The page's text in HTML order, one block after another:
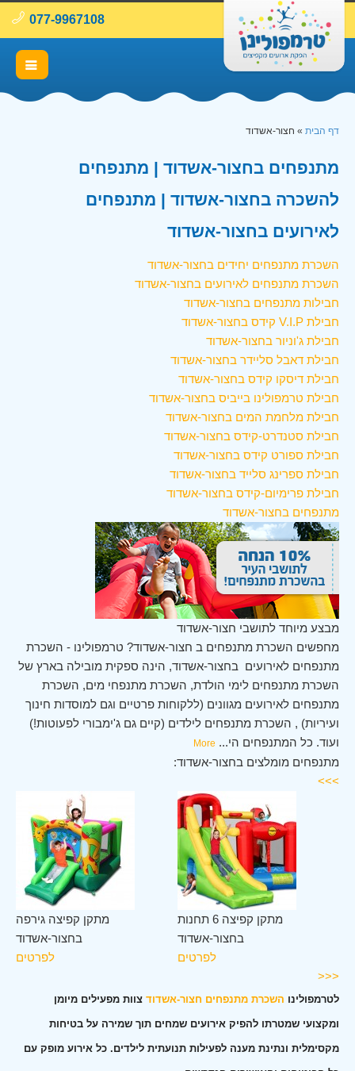
077-9967108
דף הבית » חצור-אשדוד
מתנפחים בחצור-אשדוד | מתנפחים
להשכרה בחצור-אשדוד | מתנפחים
לאירועים בחצור-אשדוד
השכרת מתנפחים יחידים בחצור-אשדוד
השכרת מתנפחים לאירועים בחצור-אשדוד
חבילות מתנפחים בחצור-אשדוד
חבילת V.I.P קידס בחצור-אשדוד
חבילת ג'וניור בחצור-אשדוד
חבילת דאבל סליידר בחצור-אשדוד
חבילת דיסקו קידס בחצור-אשדוד
חבילת טרמפולינו בייביס בחצור-אשדוד
חבילת מלחמת המים בחצור-אשדוד
חבילת סטנדרט-קידס בחצור-אשדוד
חבילת ספורט קידס בחצור-אשדוד
חבילת ספרינג סלייד בחצור-אשדוד
חבילת פרימיום-קידס בחצור-אשדוד
מתנפחים בחצור-אשדוד
מבצע מיוחד לתושבי חצור-אשדוד
מחפשים השכרת מתנפחים ב חצור-אשדוד? טרמפולינו - השכרת
מתנפחים לאירועים בחצור-אשדוד, הינה ספקית מובילה בארץ של
השכרת מתנפחים לימי הולדת, השכרת מתנפחי מים, השכרת
מתנפחים לאירועים מגוונים (ללקוחות פרטיים וגם למוסדות חינוך
ועיריות) , השכרת מתנפחים לילדים (קיים גם ג'ימבורי לפעוטות!)
ועוד. כל המתנפחים הי...
More
מתנפחים מומלצים בחצור-אשדוד:
>>>
מתקן קפיצה גירפה
בחצור-אשדוד
לפרטים
מתקן קפיצה 6 תחנות
בחצור-אשדוד
לפרטים
<<<
לטרמפולינו השכרת מתנפחים חצור-אשדוד צוות מפעילים מיומן
ומקצועי שמטרתו להפיק אירועים שמחים תוך שמירה על בטיחות
מקסימלית ונתינת מענה לפעילות תנועתית לילדים. כל אירוע מופק עם